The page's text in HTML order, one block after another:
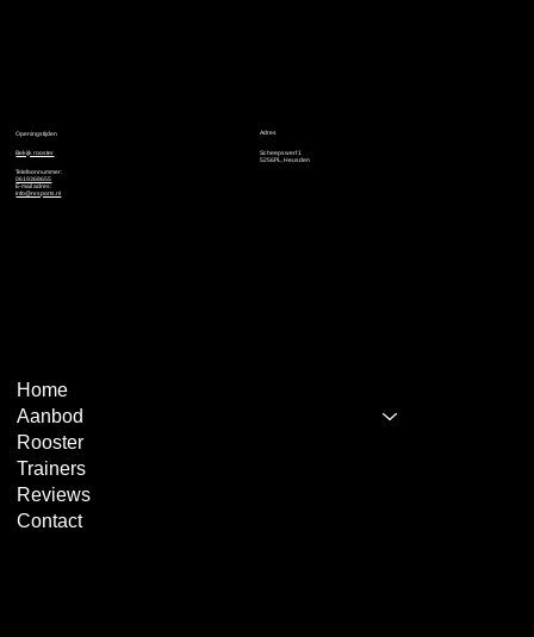
Adres
Scheepswerf 1
5256PL, Heusden
Openingstijden
Bekijk rooster
Telefoonnummer:
0619368655
E-mail adres:
info@nrsports.nl
Home
Aanbod
Rooster
Trainers
Reviews
Contact